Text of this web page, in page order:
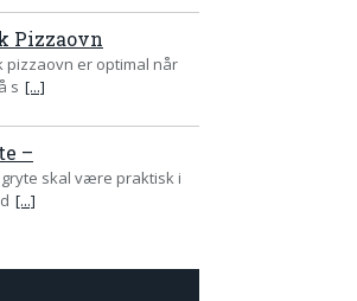
Pizzaovn
pizzaovn er optimal når
s [...]
–
skal være praktisk i
[...]